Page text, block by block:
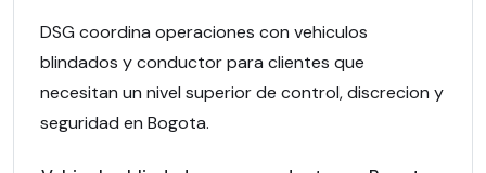
DSG coordina operaciones con vehiculos
blindados y conductor para clientes que
necesitan un nivel superior de control, discrecion y
seguridad en Bogota.